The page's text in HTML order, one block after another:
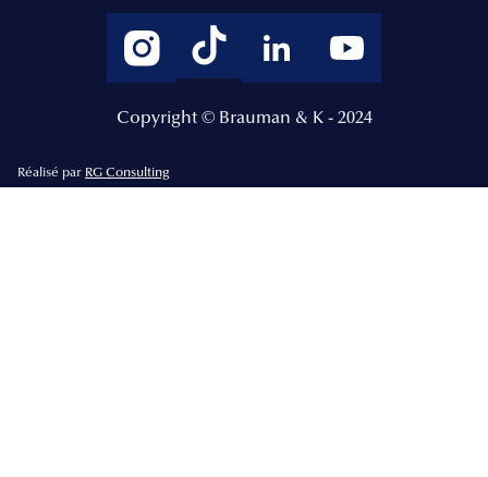
Copyright © Brauman & K - 2024
Réalisé par RG Consulting